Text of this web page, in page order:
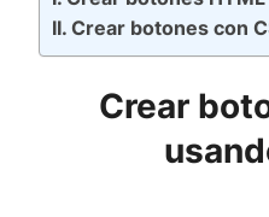
Crear botones con
Crear